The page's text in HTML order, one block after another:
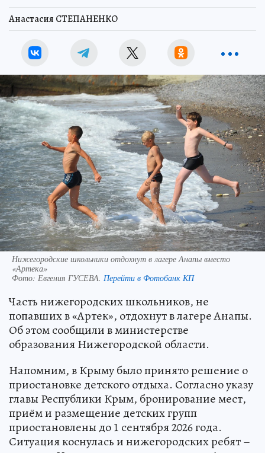
Анастасия СТЕПАНЕНКО
Нижегородские школьники отдохнут в лагере Анапы вместо
«Артека»
Фото: Евгения ГУСЕВА. Перейти в Фотобанк КП
Часть нижегородских школьников, не
попавших в «Артек», отдохнут в лагере Анапы.
Об этом сообщили в министерстве
образования Нижегородской области.
Напомним, в Крыму было принято решение о
приостановке детского отдыха. Согласно указу
главы Республики Крым, бронирование мест,
приём и размещение детских групп
приостановлены до 1 сентября 2026 года.
Ситуация коснулась и нижегородских ребят –